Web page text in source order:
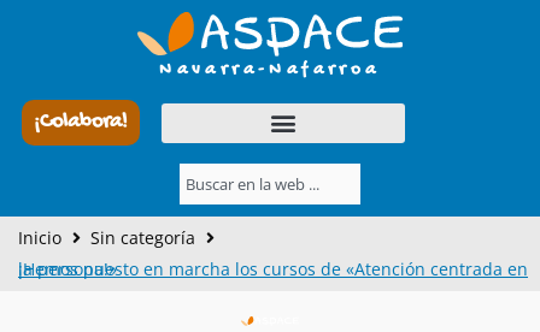
Navarra-Nafarroa
¡Colabora!
Inicio
Sin categoría
¡Hemos puesto en marcha los cursos de «Atención centrada en la persona!»